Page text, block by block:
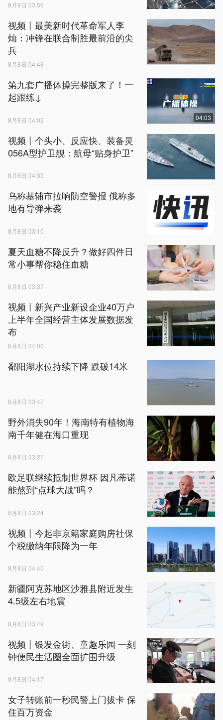
8月8日 03:56
视频丨最美新时代革命军人李
灿：冲锋在联合制胜最前沿的尖
兵
8月8日 04:48
第九套广播体操完整版来了！一
起跟练↓
8月8日 04:02 04:03
视频丨个头小、反应快、装备灵
056A型护卫舰：航母“贴身护卫”
8月8日 04:33
乌称基辅市拉响防空警报 俄称多
地有导弹来袭
8月8日 03:10
夏天血糖不降反升？做好四件日
常小事帮你稳住血糖
8月8日 03:37
视频丨新兴产业新设企业40万户
上半年全国经营主体发展数据发
布
8月8日 04:00
鄱阳湖水位持续下降 跌破14米
8月8日 03:47
野外消失90年！海南特有植物海
南千年健在海口重现
8月8日 03:27
欧足联继续抵制世界杯 因凡蒂诺
能熬到“点球大战”吗？
8月8日 03:24
视频丨今起非京籍家庭购房社保
个税缴纳年限降为一年
8月8日 04:40
新疆阿克苏地区沙雅县附近发生
4.5级左右地震
8月8日 03:49
视频丨银发金街、童趣乐园 一刻
钟便民生活圈全面扩围升级
8月8日 04:17
女子转账前一秒民警上门拔卡 保
住百万资金